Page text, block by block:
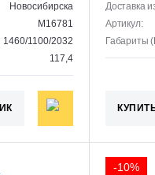
Новосибирска
M16781
1460/1100/2032
117,4
Доставка
Артикул:
Габариты
-10%